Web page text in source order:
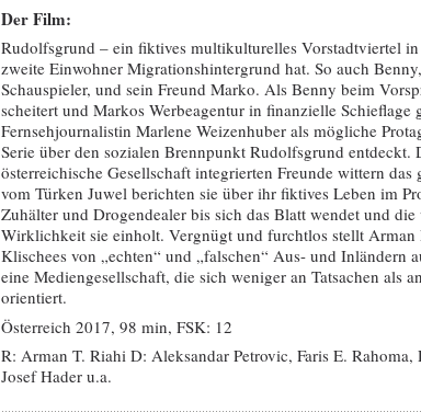
Der Film:
Rudolfsgrund – ein fiktives multikulturelles Vorstadtviertel
zweite Einwohner Migrationshintergrund hat. So auch
Schauspieler, und sein Freund Marko. Als Benny beim
scheitert und Markos Werbeagentur in finanzielle Schieflage
Fernsehjournalistin Marlene Weizenhuber als mögliche
Serie über den sozialen Brennpunkt Rudolfsgrund entdeckt.
österreichische Gesellschaft integrierten Freunde wittern das
vom Türken Juwel berichten sie über ihr fiktives Leben im
Zuhälter und Drogendealer bis sich das Blatt wendet und
Wirklichkeit sie einholt. Vergnügt und furchtlos stellt Arman
Klischees von „echten“ und „falschen“ Aus- und Inländern
eine Mediengesellschaft, die sich weniger an Tatsachen als
orientiert.
Österreich 2017, 98 min, FSK: 12
R: Arman T. Riahi D: Aleksandar Petrovic, Faris E. Rahoma,
Josef Hader u.a.